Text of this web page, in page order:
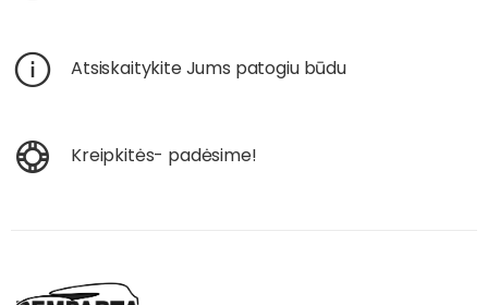
Atsiskaitykite Jums patogiu būdu
Kreipkitės- padėsime!